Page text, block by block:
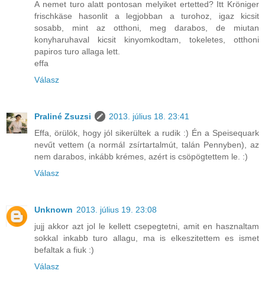
A nemet turo alatt pontosan melyiket ertetted? Itt Kröniger
frischkäse hasonlit a legjobban a turohoz, igaz kicsit
sosabb, mint az otthoni, meg darabos, de miutan
konyharuhaval kicsit kinyomkodtam, tokeletes, otthoni
papiros turo allaga lett.
effa
Válasz
Praliné Zsuzsi
2013. július 18. 23:41
Effa, örülök, hogy jól sikerültek a rudik :) Én a Speisequark
nevűt vettem (a normál zsírtartalmút, talán Pennyben), az
nem darabos, inkább krémes, azért is csöpögtettem le. :)
Válasz
Unknown 2013. július 19. 23:08
jujj akkor azt jol le kellett csepegtetni, amit en hasznaltam
sokkal inkabb turo allagu, ma is elkeszitettem es ismet
befaltak a fiuk :)
Válasz